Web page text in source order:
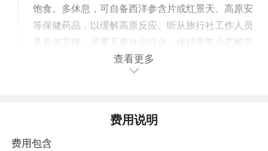
饱食。多休息，可自备西洋参含片或红景天、高原安
等保健药品，以缓解高原反应。听从旅行社工作人员
及导游安排，尽量不要外出活动，保持平常心态和充
分的休息是预防高原反应的最佳方法。身体不适时，
1. Shuttle: Since Xizang's shuttle trains/planes are
arranged by the local professional pickup center, the
查看更多
费用说明
费用包含